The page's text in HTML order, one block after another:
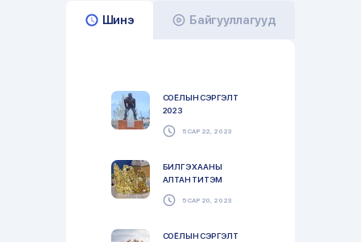
Шинэ Байгууллагууд
СОЁЛЫН СЭРГЭЛТ
2023
5 САР 22, 2023
БИЛГЭ ХААНЫ
АЛТАН ТИТЭМ
5 САР 20, 2023
СОЁЛЫН СЭРГЭЛТ